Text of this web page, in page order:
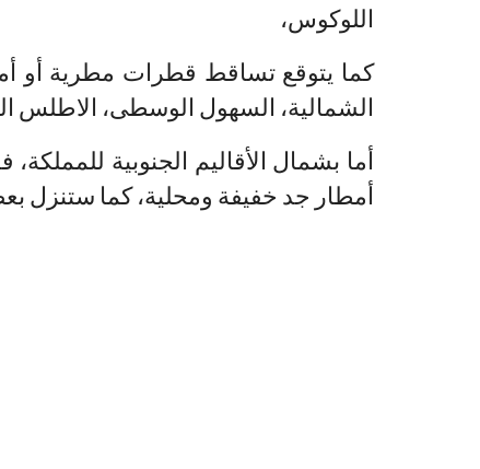
اللوكوس،
كما يتوقع تساقط قطرات مطرية أو
الشمالية، السهول الوسطى، الاطلس
أما بشمال الأقاليم الجنوبية
أمطار جد خفيفة ومحلية، كما ستنزل